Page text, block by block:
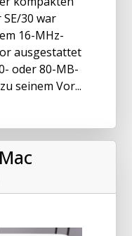
30 war
16-MHz-
ausgestattet
oder 80-MB-
seinem Vor...